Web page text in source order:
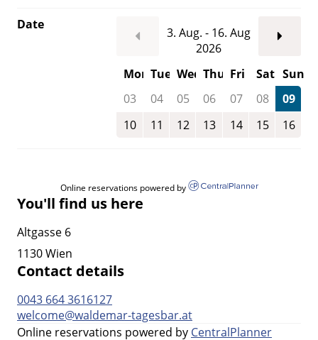
Date
3. Aug. - 16. Aug
2026
Mon Tue Wed Thu Fri Sat Sun
03
04 05 06 07 08
09
10
11 12 13 14 15 16
Online reservations powered by
You'll find us here
Altgasse 6
1130 Wien
Contact details
0043 664 3616127
welcome@waldemar-tagesbar.at
Online reservations powered by CentralPlanner